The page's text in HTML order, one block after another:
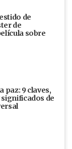
de
de
sobre
paz: 9 claves,
de